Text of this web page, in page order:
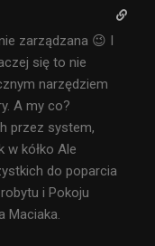
zarządzana 😉 I
się to nie
narzędziem
A my co?
przez system,
w kółko Ale
do poparcia
i Pokoju
Maciaka.